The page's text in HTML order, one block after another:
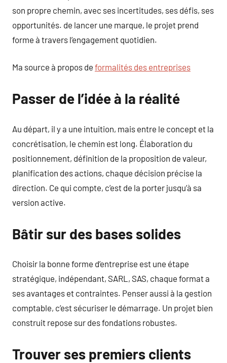
son propre chemin, avec ses incertitudes, ses défis, ses
opportunités. de lancer une marque, le projet prend
forme à travers l’engagement quotidien.
Ma source à propos de formalités des entreprises
Passer de l’idée à la réalité
Au départ, il y a une intuition, mais entre le concept et la
concrétisation, le chemin est long. Élaboration du
positionnement, définition de la proposition de valeur,
planification des actions, chaque décision précise la
direction. Ce qui compte, c’est de la porter jusqu’à sa
version active.
Bâtir sur des bases solides
Choisir la bonne forme d’entreprise est une étape
stratégique, indépendant, SARL, SAS, chaque format a
ses avantages et contraintes. Penser aussi à la gestion
comptable, c’est sécuriser le démarrage. Un projet bien
construit repose sur des fondations robustes.
Trouver ses premiers clients